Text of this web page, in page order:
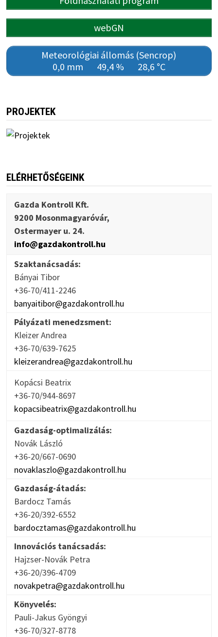
webGN
Meteorológiai állomás (Sencrop)
0,0 mm
49,4 % 28,6 °C
PROJEKTEK
ELÉRHETŐSÉGEINK
Gazda Kontroll Kft.
9200 Mosonmagyaróvár,
Ostermayer u. 24.
info@gazdakontroll.hu
Szaktanácsadás:
Bányai Tibor
+36-70/411-2246
banyaitibor@gazdakontroll.hu
Pályázati menedzsment:
Kleizer Andrea
+36-70/639-7625
kleizerandrea@gazdakontroll.hu
Kopácsi Beatrix
+36-70/944-8697
kopacsibeatrix@gazdakontroll.hu
Gazdaság-optimalizálás:
Novák László
+36-20/667-0690
novaklaszlo@gazdakontroll.hu
Gazdaság-átadás:
Bardocz Tamás
+36-20/392-6552
bardocztamas@gazdakontroll.hu
Innovációs tanácsadás:
Hajzser-Novák Petra
+36-20/396-4709
novakpetra@gazdakontroll.hu
Könyvelés:
Pauli-Jakus Gyöngyi
+36-70/327-8778